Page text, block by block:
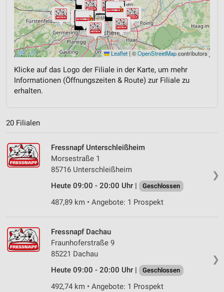
Leaflet | ©OpenStreetMapcontributors
Klicke auf das Logo der Filiale in der Karte, um mehr
Informationen (Öffnungszeiten & Route) zur Filiale zu
erhalten.
20 Filialen
❯
Fressnapf Unterschleißheim
Morsestraße 1
85716 Unterschleißheim
Heute 09:00 - 20:00 Uhr |
Geschlossen
487,89 km • Angebote: 1 Prospekt
❯
Fressnapf Dachau
Fraunhoferstraße 9
85221 Dachau
Heute 09:00 - 20:00 Uhr |
Geschlossen
492,74 km • Angebote: 1 Prospekt